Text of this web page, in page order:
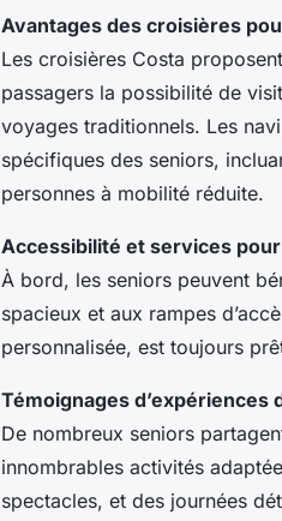
Avantages des croisières
Les croisières Costa
passagers la possibilité de
voyages traditionnels. Les
spécifiques des seniors,
personnes à mobilité réduite.
Accessibilité et services
À bord, les seniors peuvent
spacieux et aux rampes
personnalisée, est toujours
Témoignages d’expériences
De nombreux seniors
innombrables activités
spectacles, et des journées